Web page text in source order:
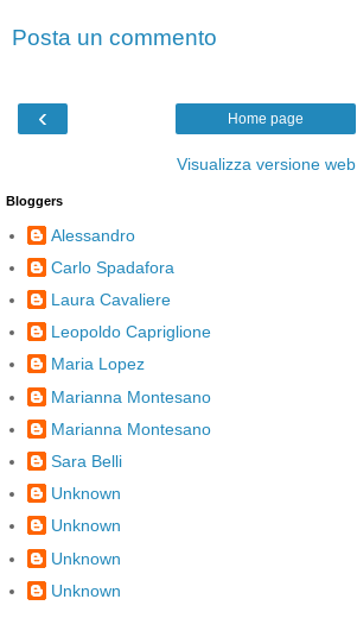
Posta un commento
‹ Home page
Visualizza versione web
Bloggers
Alessandro
Carlo Spadafora
Laura Cavaliere
Leopoldo Capriglione
Maria Lopez
Marianna Montesano
Marianna Montesano
Sara Belli
Unknown
Unknown
Unknown
Unknown